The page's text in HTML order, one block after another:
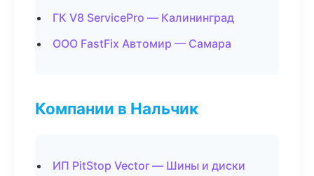
ГК V8 ServicePro — Калининград
ООО FastFix Автомир — Самара
Компании в Нальчик
ИП PitStop Vector — Шины и диски